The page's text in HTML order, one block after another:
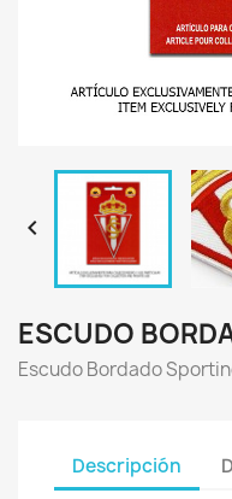

ESCUDO
Escudo Bordado
Descripción